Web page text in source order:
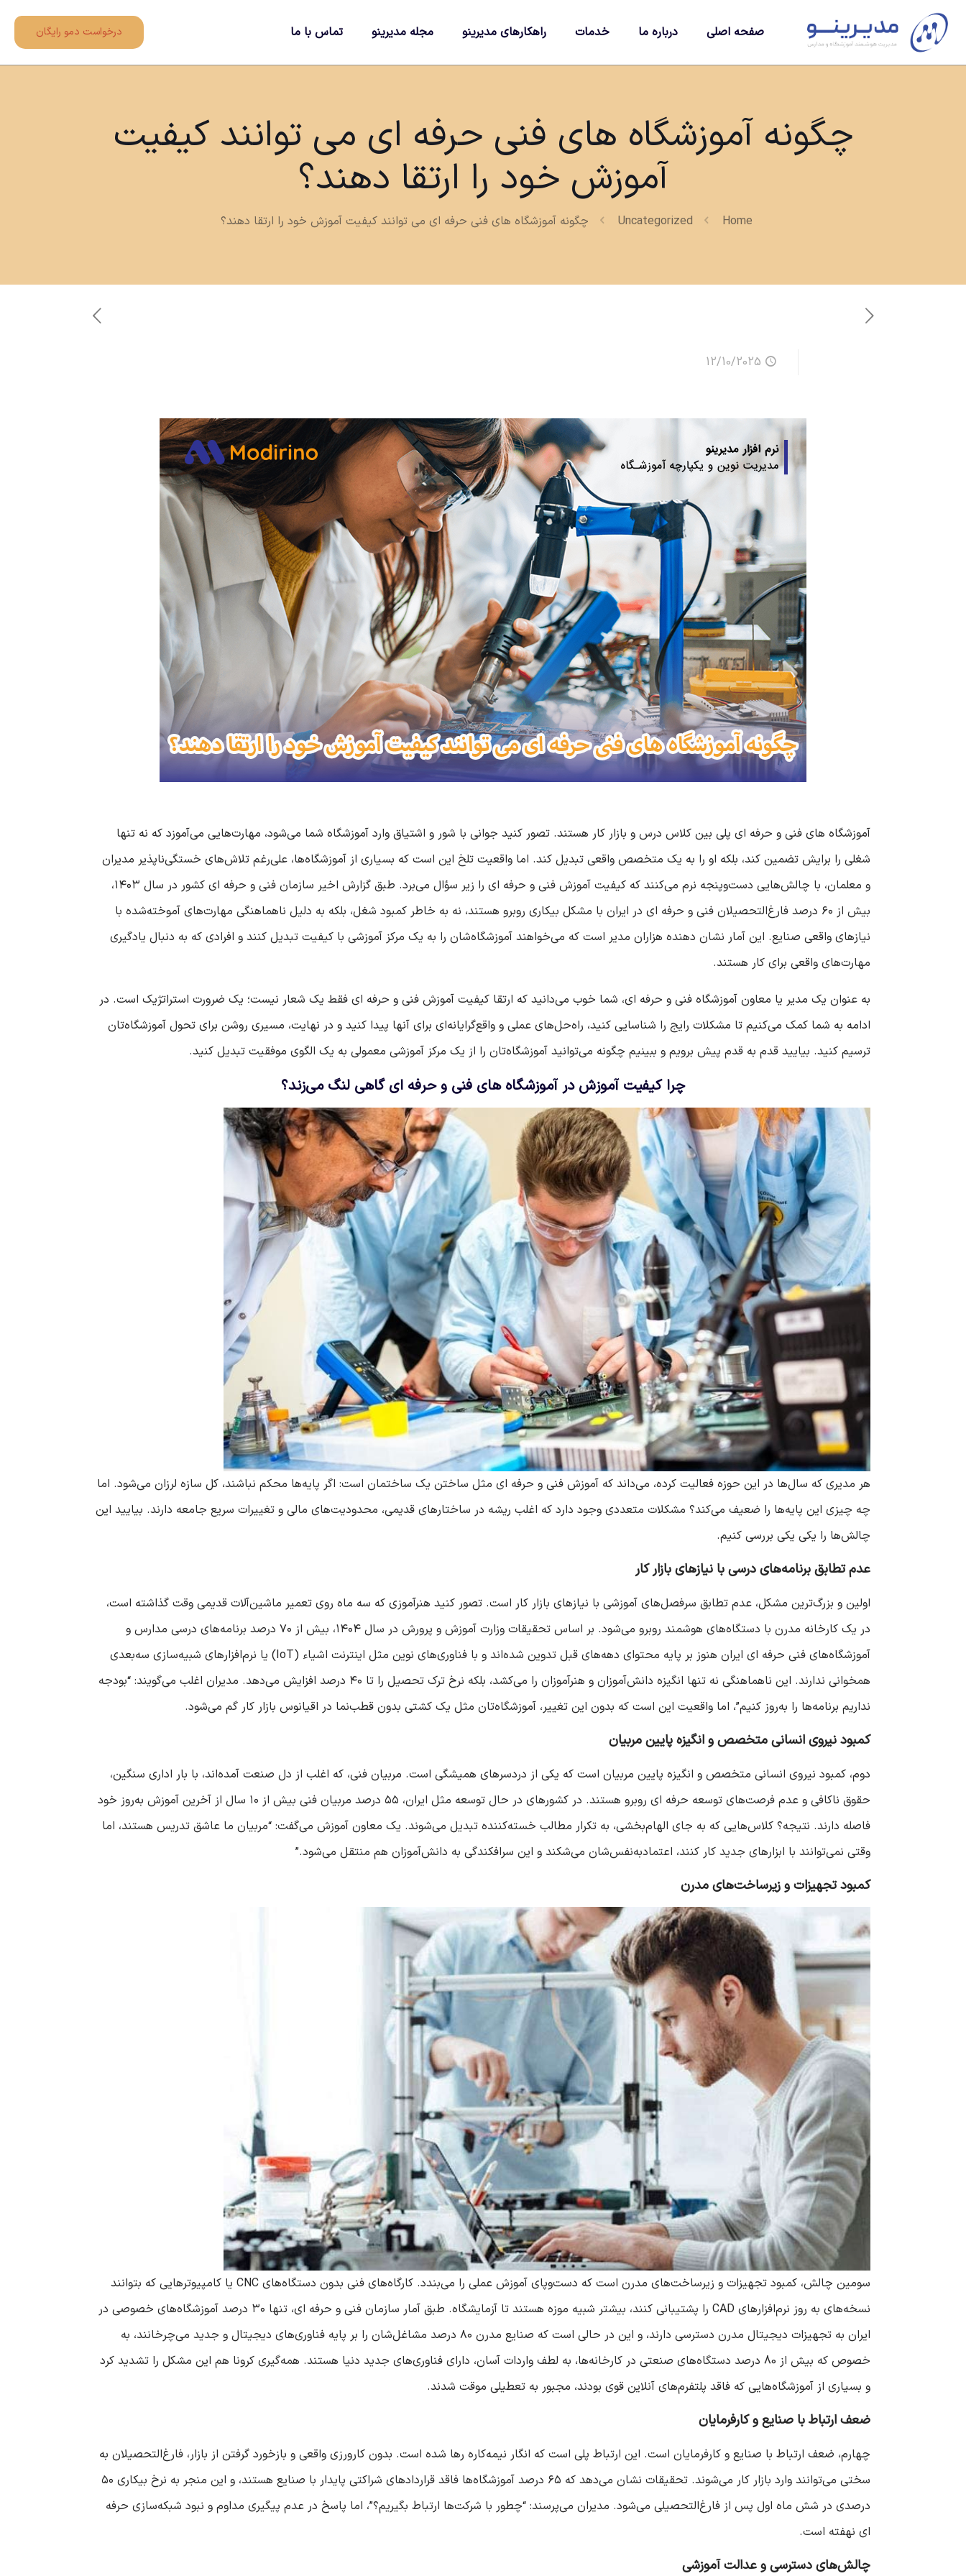
صفحه اصلی درباره ما خدمات راهکارهای مدیرینو مجله مدیرینو تماس با ما درخواست دمو رایگان
چگونه آموزشگاه های فنی حرفه ای می توانند کیفیت
آموزش خود را ارتقا دهند؟
Home
Uncategorized چگونه آموزشگاه های فنی حرفه ای می توانند کیفیت آموزش خود را ارتقا دهند؟
12/10/2025
آموزشگاه های فنی و حرفه ای پلی بین کلاس درس و بازار کار هستند. تصور کنید جوانی با شور و اشتیاق وارد آموزشگاه شما می‌شود، مهارت‌هایی می‌آموزد که نه تنها
شغلی را برایش تضمین کند، بلکه او را به یک متخصص واقعی تبدیل کند. اما واقعیت تلخ این است که بسیاری از آموزشگاه‌ها، علی‌رغم تلاش‌های خستگی‌ناپذیر مدیران
و معلمان، با چالش‌هایی دست‌وپنجه نرم می‌کنند که کیفیت آموزش فنی و حرفه ای را زیر سؤال می‌برد. طبق گزارش اخیر سازمان فنی و حرفه‌ ای کشور در سال ۱۴۰۳،
بیش از ۶۰ درصد فارغ‌التحصیلان فنی و حرفه‌ ای در ایران با مشکل بیکاری روبرو هستند، نه به خاطر کمبود شغل، بلکه به دلیل ناهماهنگی مهارت‌های آموخته‌شده با
نیازهای واقعی صنایع. این آمار نشان دهنده هزاران مدیر است که می‌خواهند آموزشگاه‌شان را به یک مرکز آموزشی با کیفیت تبدیل کنند و افرادی که به دنبال یادگیری
مهارت‌های واقعی برای کار هستند.
به عنوان یک مدیر یا معاون آموزشگاه فنی و حرفه‌ ای، شما خوب می‌دانید که ارتقا کیفیت آموزش فنی و حرفه ای فقط یک شعار نیست؛ یک ضرورت استراتژیک است. در
ادامه به شما کمک می‌کنیم تا مشکلات رایج را شناسایی کنید، راه‌حل‌های عملی و واقع‌گرایانه‌ای برای آنها پیدا کنید و در نهایت، مسیری روشن برای تحول آموزشگاه‌تان
ترسیم کنید. بیایید قدم به قدم پیش برویم و ببینیم چگونه می‌توانید آموزشگاه‌تان را از یک مرکز آموزشی معمولی به یک الگوی موفقیت تبدیل کنید.
چرا کیفیت آموزش در آموزشگاه های فنی و حرفه ای گاهی لنگ می‌زند؟
هر مدیری که سال‌ها در این حوزه فعالیت کرده، می‌داند که آموزش فنی و حرفه ای مثل ساختن یک ساختمان است: اگر پایه‌ها محکم نباشند، کل سازه لرزان می‌شود. اما
چه چیزی این پایه‌ها را ضعیف می‌کند؟ مشکلات متعددی وجود دارد که اغلب ریشه در ساختارهای قدیمی، محدودیت‌های مالی و تغییرات سریع جامعه دارند. بیایید این
چالش‌ها را یکی یکی بررسی کنیم.
عدم تطابق برنامه‌های درسی با نیازهای بازار کار
اولین و بزرگ‌ترین مشکل، عدم تطابق سرفصل‌های آموزشی با نیازهای بازار کار است. تصور کنید هنرآموزی که سه ماه روی تعمیر ماشین‌آلات قدیمی وقت گذاشته است،
در یک کارخانه مدرن با دستگاه‌های هوشمند روبرو می‌شود. بر اساس تحقیقات وزارت آموزش و پرورش در سال ۱۴۰۴، بیش از ۷۰ درصد برنامه‌های درسی مدارس و
آموزشگاه‌های فنی حرفه ای ایران هنوز بر پایه محتوای دهه‌های قبل تدوین شده‌اند و با فناوری‌های نوین مثل اینترنت اشیاء (IoT) یا نرم‌افزارهای شبیه‌سازی سه‌بعدی
همخوانی ندارند. این ناهماهنگی نه تنها انگیزه دانش‌آموزان و هنرآموزان را می‌کشد، بلکه نرخ ترک تحصیل را تا ۴۰ درصد افزایش می‌دهد. مدیران اغلب می‌گویند: “بودجه
نداریم برنامه‌ها را به‌روز کنیم”، اما واقعیت این است که بدون این تغییر، آموزشگاه‌تان مثل یک کشتی بدون قطب‌نما در اقیانوس بازار کار گم می‌شود.
کمبود نیروی انسانی متخصص و انگیزه پایین مربیان
دوم، کمبود نیروی انسانی متخصص و انگیزه پایین مربیان است که یکی از دردسرهای همیشگی است. مربیان فنی، که اغلب از دل صنعت آمده‌اند، با بار اداری سنگین،
حقوق ناکافی و عدم فرصت‌های توسعه حرفه ای روبرو هستند. در کشورهای در حال توسعه مثل ایران، ۵۵ درصد مربیان فنی بیش از ۱۰ سال از آخرین آموزش به‌روز خود
فاصله دارند. نتیجه؟ کلاس‌هایی که به جای الهام‌بخشی، به تکرار مطالب خسته‌کننده تبدیل می‌شوند. یک معاون آموزش می‌گفت: “مربیان ما عاشق تدریس هستند، اما
وقتی نمی‌توانند با ابزارهای جدید کار کنند، اعتمادبه‌نفس‌شان می‌شکند و این سرافکندگی به دانش‌آموزان هم منتقل می‌شود.”
کمبود تجهیزات و زیرساخت‌های مدرن
سومین چالش، کمبود تجهیزات و زیرساخت‌های مدرن است که دست‌وپای آموزش عملی را می‌بندد. کارگاه‌های فنی بدون دستگاه‌های CNC یا کامپیوترهایی که بتوانند
نسخه‌های به روز نرم‌افزارهای CAD را پشتیبانی کنند، بیشتر شبیه موزه هستند تا آزمایشگاه. طبق آمار سازمان فنی و حرفه ای، تنها ۳۰ درصد آموزشگاه‌های خصوصی در
ایران به تجهیزات دیجیتال مدرن دسترسی دارند، و این در حالی است که صنایع مدرن ۸۰ درصد مشاغل‌شان را بر پایه فناوری‌های دیجیتال و جدید می‌چرخانند، به
خصوص که بیش از 80 درصد دستگاه‌های صنعتی در کارخانه‌ها، به لطف واردات آسان، دارای فناوری‌های جدید دنیا هستند. همه‌گیری کرونا هم این مشکل را تشدید کرد
و بسیاری از آموزشگاه‌هایی که فاقد پلتفرم‌های آنلاین قوی بودند، مجبور به تعطیلی موقت شدند.
ضعف ارتباط با صنایع و کارفرمایان
چهارم، ضعف ارتباط با صنایع و کارفرمایان است. این ارتباط پلی است که انگار نیمه‌کاره رها شده است. بدون کارورزی واقعی و بازخورد گرفتن از بازار، فارغ‌التحصیلان به
سختی می‌توانند وارد بازار کار می‌شوند. تحقیقات نشان می‌دهد که ۶۵ درصد آموزشگاه‌ها فاقد قراردادهای شراکتی پایدار با صنایع هستند، و این منجر به نرخ بیکاری ۵۰
درصدی در شش ماه اول پس از فارغ‌التحصیلی می‌شود. مدیران می‌پرسند: “چطور با شرکت‌ها ارتباط بگیریم؟”، اما پاسخ در عدم پیگیری مداوم و نبود شبکه‌سازی حرفه
ای نهفته است.
چالش‌های دسترسی و عدالت آموزشی